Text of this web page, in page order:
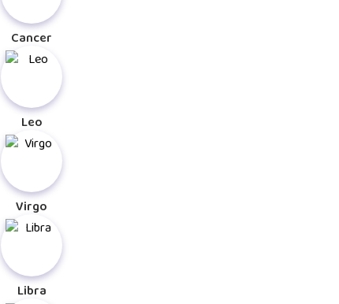
Cancer
Leo
Virgo
Libra